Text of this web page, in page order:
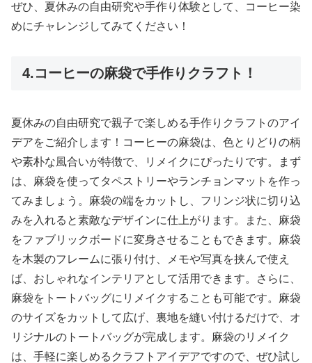
ぜひ、夏休みの自由研究や手作り体験として、コーヒー染
めにチャレンジしてみてください！
4.コーヒーの麻袋で手作りクラフト！
夏休みの自由研究で親子で楽しめる手作りクラフトのアイ
デアをご紹介します！コーヒーの麻袋は、色とりどりの柄
や素朴な風合いが特徴で、リメイクにぴったりです。まず
は、麻袋を使ってタペストリーやランチョンマットを作っ
てみましょう。麻袋の端をカットし、フリンジ状に切り込
みを入れると素敵なデザインに仕上がります。また、麻袋
をファブリックボードに変身させることもできます。麻袋
を木製のフレームに張り付け、メモや写真を挟んで使え
ば、おしゃれなインテリアとして活用できます。さらに、
麻袋をトートバッグにリメイクすることも可能です。麻袋
のサイズをカットして広げ、裏地を縫い付けるだけで、オ
リジナルのトートバッグが完成します。麻袋のリメイク
は、手軽に楽しめるクラフトアイデアですので、ぜひ試し